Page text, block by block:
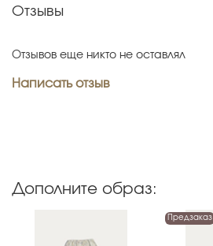
Отзывы
Отзывов еще никто не оставлял
Написать отзыв
Дополните образ:
Предзаказ